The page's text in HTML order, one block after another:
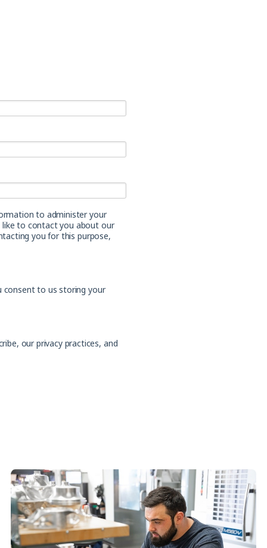
to administer your
to contact you about our
you for this purpose,
consent to us storing your
our privacy practices, and